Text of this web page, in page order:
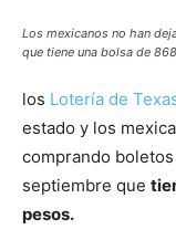
Los mexicanos no han
que tiene una bolsa de
los Lotería de
estado y los
comprando
septiembre que
pesos.